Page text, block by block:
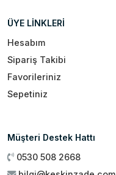
ÜYE LİNKLERİ
Hesabım
Sipariş Takibi
Favorileriniz
Sepetiniz
Müşteri Destek Hattı
0530 508 2668